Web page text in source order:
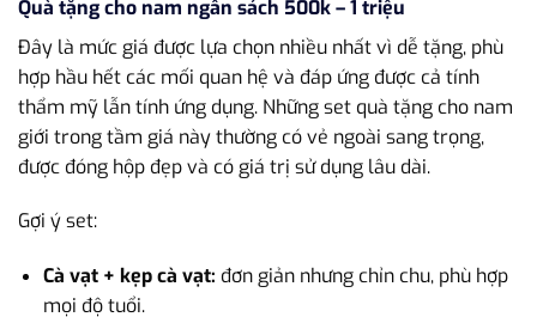
Quà tặng cho nam ngân sách 500k – 1 triệu
Đây là mức giá được lựa chọn nhiều nhất vì dễ tặng, phù
hợp hầu hết các mối quan hệ và đáp ứng được cả tính
thẩm mỹ lẫn tính ứng dụng. Những set quà tặng cho nam
giới trong tầm giá này thường có vẻ ngoài sang trọng,
được đóng hộp đẹp và có giá trị sử dụng lâu dài.
Gợi ý set:
Cà vạt + kẹp cà vạt: đơn giản nhưng chỉn chu, phù hợp
mọi độ tuổi.